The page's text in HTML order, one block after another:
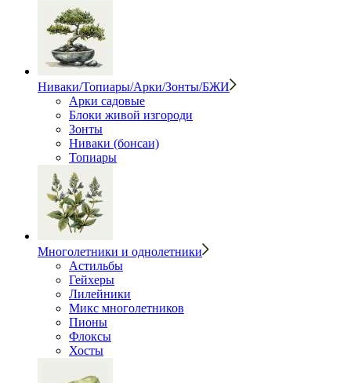
Ниваки/Топиары/Арки/Зонты/БЖИ
Арки садовые
Блоки живой изгороди
Зонты
Ниваки (бонсаи)
Топиары
Многолетники и однолетники
Астильбы
Гейхеры
Лилейники
Микс многолетников
Пионы
Флоксы
Хосты